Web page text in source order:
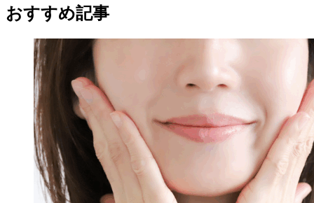
おすすめ記事